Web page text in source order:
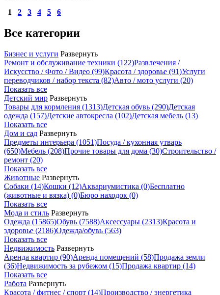
1
2 3 4 5 6
Все категории
Бизнес и услуги Развернуть
Ремонт и обслуживание техники (122)Развлечения /
Искусство / Фото / Видео (99)Красота / здоровье (91)Услуги
переводчиков / набор текста (82)Авто / мото услуги (20)
Показать все
Детский мир Развернуть
Товары для кормления (1313)Детская обувь (290)Детская
одежда (157)Детские автокресла (102)Детская мебель (13)
Показать все
Дом и сад Развернуть
Предметы интерьера (1051)Посуда / кухонная утварь
(650)Мебель (208)Прочие товары для дома (30)Строительство /
ремонт (20)
Показать все
Животные Развернуть
Собаки (14)Кошки (12)Аквариумистика (0)Бесплатно
(животные и вязка) (0)Бюро находок (0)
Показать все
Мода и стиль Развернуть
Одежда (15865)Обувь (7588)Аксессуары (2313)Красота и
здоровье (2186)Одежда/обувь (563)
Показать все
Недвижимость Развернуть
Аренда квартир (90)Аренда помещений (58)Продажа земли
(36)Недвижимость за рубежом (15)Продажа квартир (14)
Показать все
Работа Развернуть
Красота / фитнес / спорт (14)Производство / энергетика